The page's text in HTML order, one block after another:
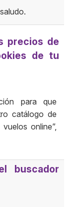
precios de
de tu
para que
catálogo de
online”,
buscador